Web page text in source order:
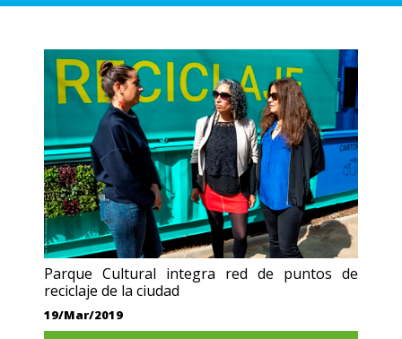
Parque Cultural integra red de puntos de
reciclaje de la ciudad
19/Mar/2019